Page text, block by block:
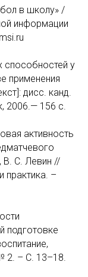
в школу» /
информации
способностей у
применения
дисс. канд.
2006.— 156 с.
активность
В. С. Левин //
практика. –
подготовке
2. – С. 13–18.